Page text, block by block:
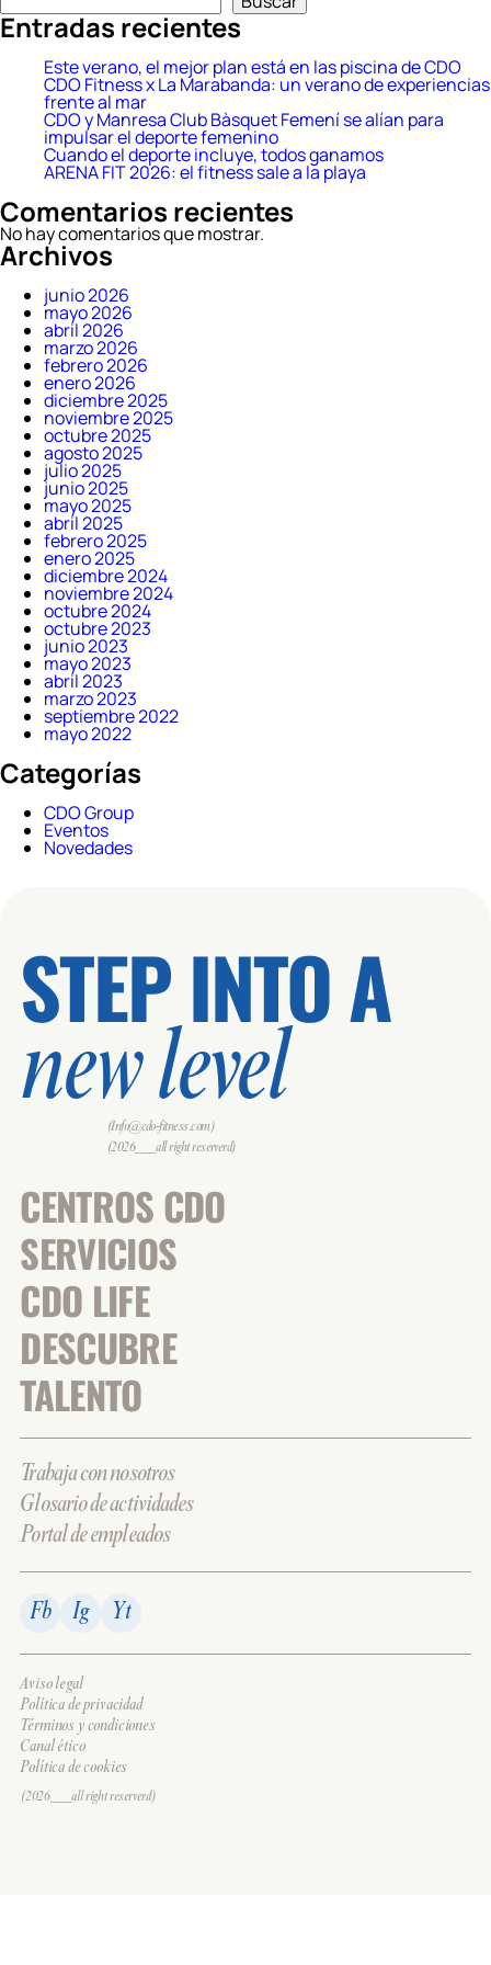
Entradas recientes
Este verano, el mejor plan está en las piscina de CDO
CDO Fitness x La Marabanda: un verano de experiencias
frente al mar
CDO y Manresa Club Bàsquet Femení se alían para
impulsar el deporte femenino
Cuando el deporte incluye, todos ganamos
ARENA FIT 2026: el fitness sale a la playa
Comentarios recientes
No hay comentarios que mostrar.
Archivos
junio 2026
mayo 2026
abril 2026
marzo 2026
febrero 2026
enero 2026
diciembre 2025
noviembre 2025
octubre 2025
agosto 2025
julio 2025
junio 2025
mayo 2025
abril 2025
febrero 2025
enero 2025
diciembre 2024
noviembre 2024
octubre 2024
octubre 2023
junio 2023
mayo 2023
abril 2023
marzo 2023
septiembre 2022
mayo 2022
Categorías
CDO Group
Eventos
Novedades
STEP INTO A
new level
(Info@cdo-fitness.com)
(2026___all right reserverd)
CENTROS CDO
SERVICIOS
CDO LIFE
DESCUBRE
TALENTO
Trabaja con nosotros
Glosario de actividades
Portal de empleados
Fb Ig Yt
Aviso legal
Política de privacidad
Términos y condiciones
Canal ético
Política de cookies
(2026___all right reserverd)